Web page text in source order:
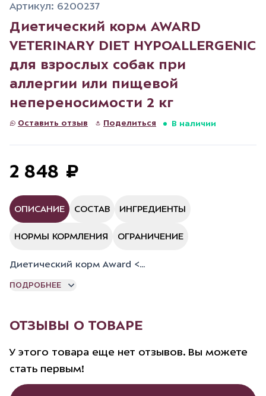
Артикул: 6200237
Диетический корм AWARD
VETERINARY DIET HYPOALLERGENIC
для взрослых собак при
аллергии или пищевой
непереносимости 2 кг
Оставить отзыв Поделиться В наличии
2 848 ₽
ОПИСАНИЕ СОСТАВ ИНГРЕДИЕНТЫ
НОРМЫ КОРМЛЕНИЯ ОГРАНИЧЕНИЕ
Диетический корм Award <...
ПОДРОБНЕЕ
ОТЗЫВЫ О ТОВАРЕ
У этого товара еще нет отзывов. Вы можете
стать первым!